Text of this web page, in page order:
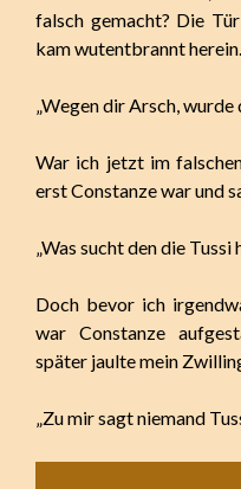
falsch gemacht? Die
kam wutentbrannt herein.
„Wegen dir Arsch,
War ich jetzt im
erst Constanze war und
„Was sucht den die Tussi
Doch bevor ich
war Constanze
später jaulte mein
„Zu mir sagt niemand